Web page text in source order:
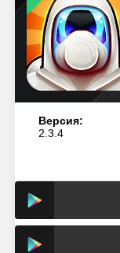
Версия:
2.3.4